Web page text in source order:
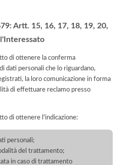
Artt. 15, 16, 17, 18, 19, 20,
di ottenere la conferma
dati personali che lo riguardano,
la loro comunicazione in forma
di effettuare reclamo presso
di ottenere l'indicazione:
personali;
del trattamento;
in caso di trattamento